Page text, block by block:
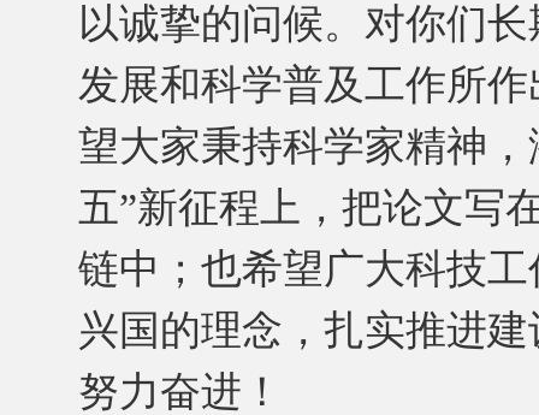
以诚挚的问候。对你们
发展和科学普及工作所
望大家秉持科学家精神
五”新征程上，把论文写
链中；也希望广大科技
兴国的理念，扎实推进
努力奋进！